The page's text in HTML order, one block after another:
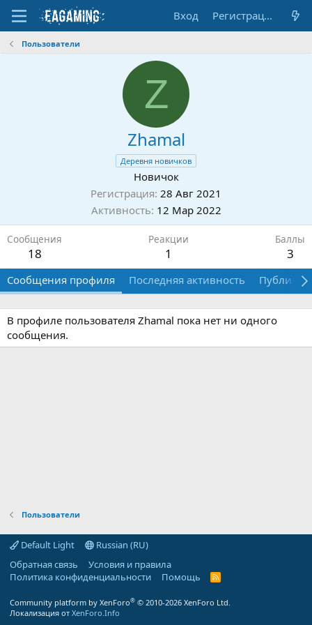
Вход Регистрация
Пользователи
Z
Zhamal
Деревня новичков
Новичок
Регистрация 28 Авг 2021
Активность 12 Мар 2022
Сообщения
18
Реакции
1
Баллы
3
Сообщения профиля Последняя активность
В профиле пользователя Zhamal пока нет ни одного
сообщения.
Пользователи
Default Light
Russian (RU)
Обратная связь
Условия и правила
Политика конфиденциальности
Помощь
R
Community platform by XenForo® © 2010-2026 XenForo Ltd.
Локализация от XenForo.Info